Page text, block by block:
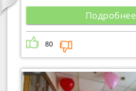
Подробнее
80